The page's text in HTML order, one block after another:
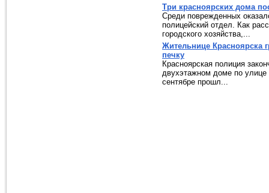
Три красноярских дома
Среди поврежденных
полицейский отдел. Как
городского хозяйства,...
Жительнице Красноярска
печку
Красноярская полиция
двухэтажном доме по
сентябре прошл...